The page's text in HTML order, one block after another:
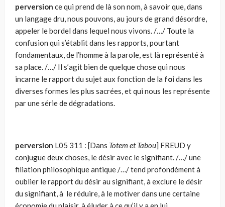
perversion ce qui prend de là son nom, à savoir que, dans
un langage dru, nous pouvons, au jours de grand désordre,
appeler le bordel dans lequel nous vivons. /…/ Toute la
confusion qui s’établit dans les rapports, pourtant
fondamentaux, de l’homme à la parole, est là représenté à
sa place. /…/ Il s’agit bien de quelque chose qui nous
incarne le rapport du sujet aux fonction de la foidans les
diverses formes les plus sacrées, et qui nous les représente
par une série de dégradations.
perversion L05 311 : [Dans Totem et Tabou] FREUD y
conjugue deux choses, le désir avec le signifiant. /…/ une
filiation philosophique antique /…/ tend profondément à
oublier le rapport du désir au signifiant, à exclure le désir
du signifiant, à le réduire, à le motiver dans une certaine